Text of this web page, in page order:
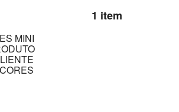
1 item